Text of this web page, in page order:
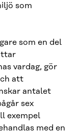
som
som en del
vardag, gör
att
antalet
sex
exempel
med en